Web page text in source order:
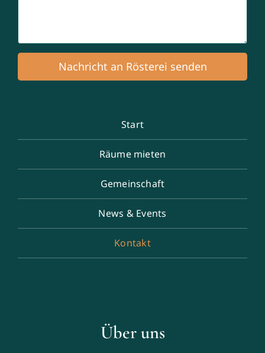
Nachricht an Rösterei senden
Start
Räume mieten
Gemeinschaft
News & Events
Kontakt
Über uns